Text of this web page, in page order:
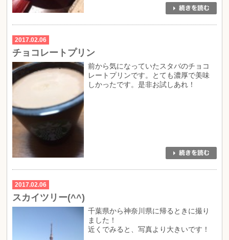
2017.02.06
チョコレートプリン
前から気になっていたスタバのチョコ
レートプリンです。とても濃厚で美味
しかったです。是非お試しあれ！
2017.02.06
スカイツリー(^^)
千葉県から神奈川県に帰るときに撮り
ました！
近くでみると、写真より大きいです！